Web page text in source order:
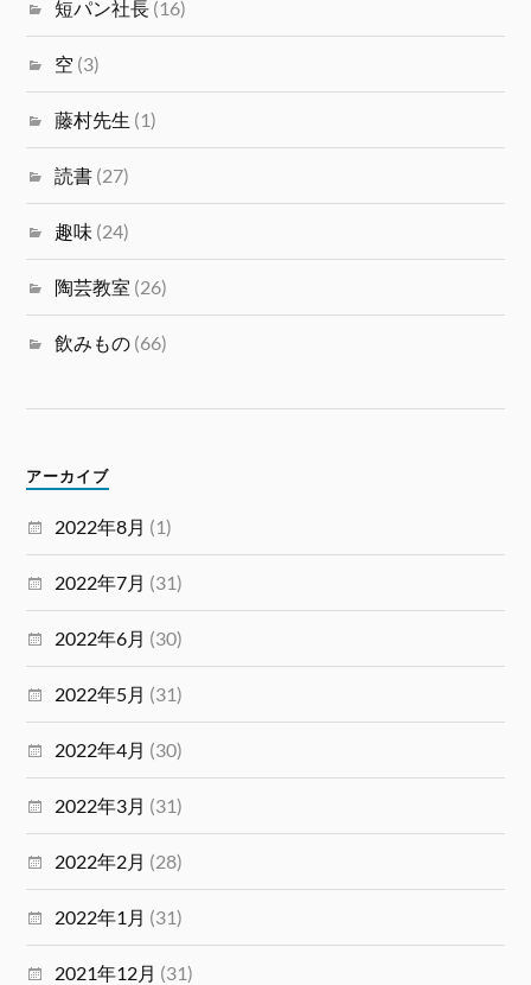
短パン社長 (16)
空 (3)
藤村先生 (1)
読書 (27)
趣味 (24)
陶芸教室 (26)
飲みもの (66)
アーカイブ
2022年8月 (1)
2022年7月 (31)
2022年6月 (30)
2022年5月 (31)
2022年4月 (30)
2022年3月 (31)
2022年2月 (28)
2022年1月 (31)
2021年12月 (31)